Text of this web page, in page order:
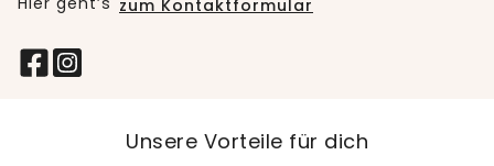
zum Kontaktformular
Unsere Vorteile für dich